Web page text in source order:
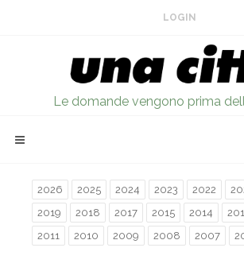
LOGIN
Le domande vengono prima
2026 2025 2024 2023 2022
2019
2018 2017 2015 2014
2011
2010 2009 2008 2007